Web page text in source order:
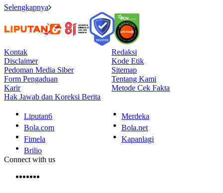
Selengkapnya
Kontak
Redaksi
Disclaimer
Kode Etik
Pedoman Media Siber
Sitemap
Form Pengaduan
Tentang Kami
Karir
Metode Cek Fakta
Hak Jawab dan Koreksi Berita
Liputan6
Merdeka
Bola.com
Bola.net
Fimela
Kapanlagi
Brilio
Connect with us